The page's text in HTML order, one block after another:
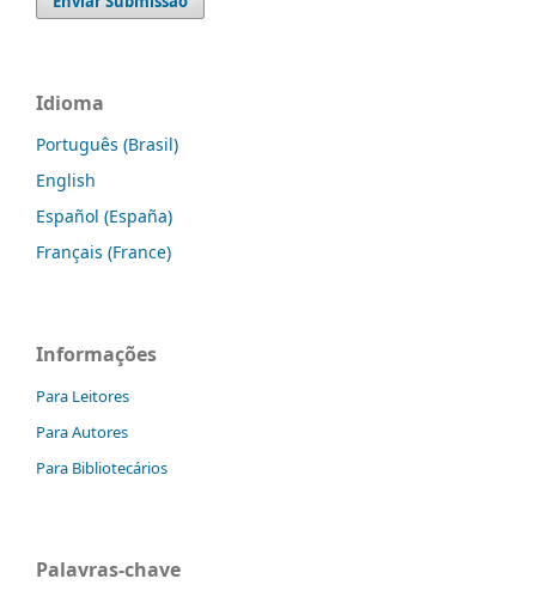
Idioma
Português (Brasil)
English
Español (España)
Français (France)
Informações
Para Leitores
Para Autores
Para Bibliotecários
Palavras-chave